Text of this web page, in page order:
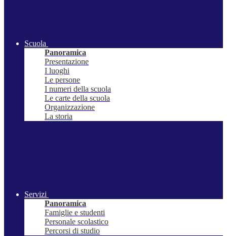
Scuola
Panoramica
Presentazione
I luoghi
Le persone
I numeri della scuola
Le carte della scuola
Organizzazione
La storia
Servizi
Panoramica
Famiglie e studenti
Personale scolastico
Percorsi di studio